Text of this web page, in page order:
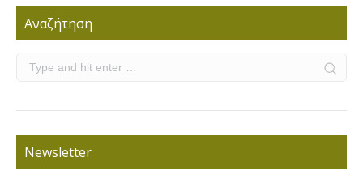
Αναζήτηση
Newsletter